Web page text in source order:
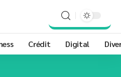
Crédit Digital